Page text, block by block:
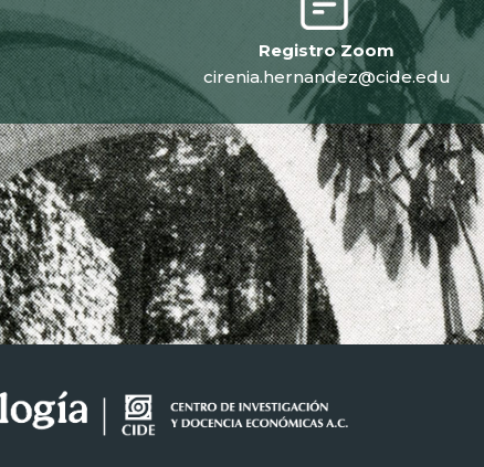
Registro Zoom
cirenia.hernandez@cide.edu